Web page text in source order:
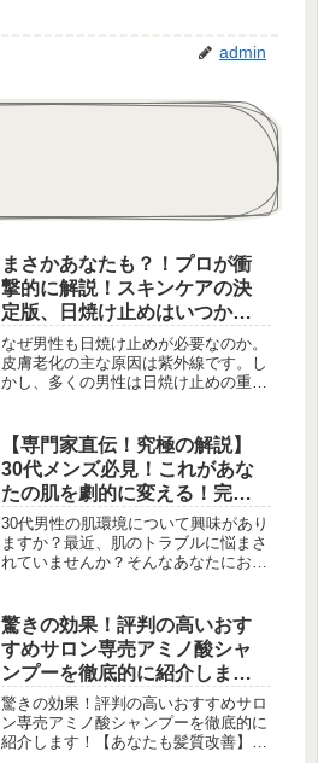
admin
まさかあなたも？！プロが衝
撃的に解説！スキンケアの決
定版、日焼け止めはいつから
使うべきなのか？驚愕の真実
を今すぐチェック！【男性必
見】
なぜ男性も日焼け止めが必要なのか。
皮膚老化の主な原因は紫外線です。し
かし、多くの男性は日焼け止めの重要
性や選び方、日焼け後のケアなどを解
説しています。また、日焼け止めに関
す...
【専門家直伝！究極の解説】
30代メンズ必見！これがあな
たの肌を劇的に変える！完全
ガイド・おすすめスキンケア
ルーティン！
30代男性の肌環境について興味があり
ますか？最近、肌のトラブルに悩まさ
れていませんか？そんなあなたにおす
肌悩みやその原因、対策について詳し
く解説します。さらに、スキンケア...
驚きの効果！評判の高いおす
すめサロン専売アミノ酸シャ
ンプーを徹底的に紹介しま
す！【あなたも髪質改善】
驚きの効果！評判の高いおすすめサロ
ン専売アミノ酸シャンプーを徹底的に
紹介します！【あなたも髪質改善】な